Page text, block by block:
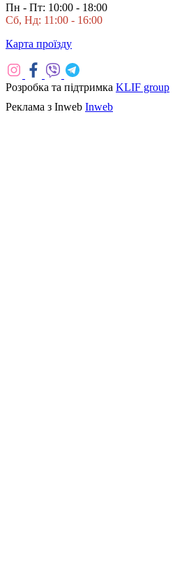
Пн - Пт: 10:00 - 18:00
Сб, Нд: 11:00 - 16:00
Карта проїзду
Розробка та підтримка KLIF group
Реклама з Inweb Inweb